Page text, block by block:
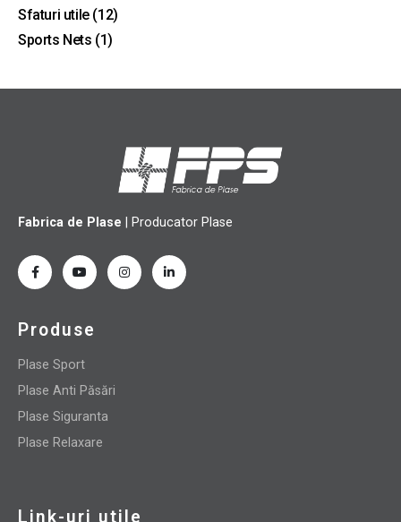
Sfaturi utile(12)
Sports Nets (1)
Fabrica de Plase | Producator Plase
Produse
Plase Sport
Plase Anti Păsări
Plase Siguranta
Plase Relaxare
Link-uri utile